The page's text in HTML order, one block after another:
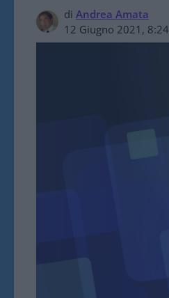
di Andrea Amata
12 Giugno 2021, 8:24